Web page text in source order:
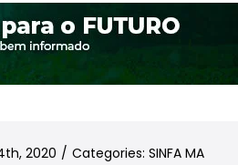
2020 / Categories: SINFA MA